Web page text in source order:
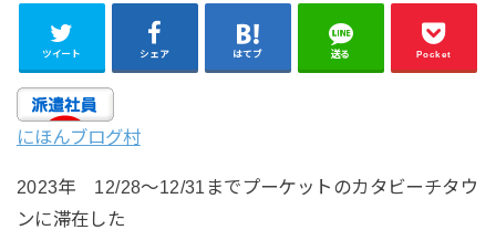
ツイート シェア はてブ 送る Pocket
にほんブログ村
2023年 12/28〜12/31までプーケットのカタビーチタウ
ンに滞在した